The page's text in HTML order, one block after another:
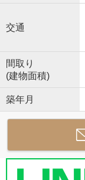
交通
間取り
(建物面積)
築年月